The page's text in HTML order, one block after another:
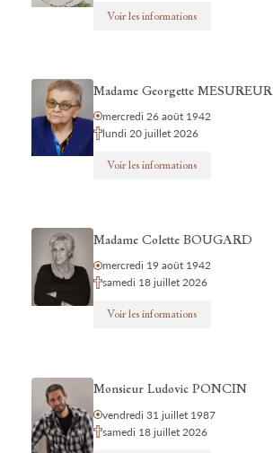
Voir les informations
Madame Georgette MESUREUR
mercredi 26 août 1942
lundi 20 juillet 2026
Voir les informations
Madame Colette BOUGARD
mercredi 19 août 1942
samedi 18 juillet 2026
Voir les informations
Monsieur Ludovic PONCIN
vendredi 31 juillet 1987
samedi 18 juillet 2026